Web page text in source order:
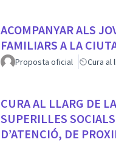
ACOMPANYAR ALS
FAMILIARS A LA
Proposta oficial Cura al
CURA AL LLARG DE
SUPERILLES
D’ATENCIÓ, DE